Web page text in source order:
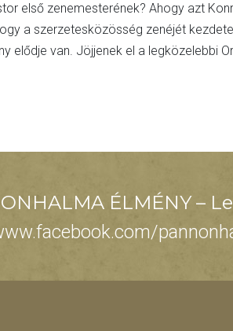
első zenemesterének? Ahogy azt
a szerzetesközösség zenéjét
elődje van. Jöjjenek el a legközelebbi
ÉLMÉNY –